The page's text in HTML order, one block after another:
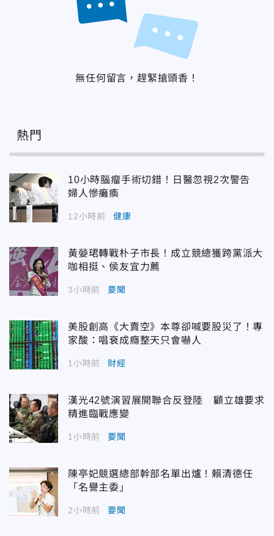
無任何留言，趕緊搶頭香！
熱門
10小時腦瘤手術切錯！日醫忽視2次警告
婦人慘癱瘓
12小時前 健康
黃嫈珺轉戰朴子市長！成立競總獲跨黨派大
咖相挺、侯友宜力薦
3小時前 要聞
美股創高《大賣空》本尊卻喊要股災了！專
家酸：唱衰成癮整天只會嚇人
1小時前 財經
漢光42號演習展開聯合反登陸 顧立雄要求
精進臨戰應變
1小時前 要聞
陳亭妃競選總部幹部名單出爐！賴清德任
「名譽主委」
2小時前 要聞